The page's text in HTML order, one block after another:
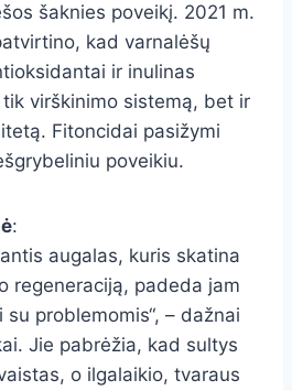
šaknies poveikį. 2021 m.
kad varnalėšų
ir inulinas
virškinimo sistemą, bet ir
Fitoncidai pasižymi
poveikiu.
:
augalas, kuris skatina
regeneraciją, padeda jam
problemomis“, – dažnai
Jie pabrėžia, kad sultys
o ilgalaikio, tvaraus